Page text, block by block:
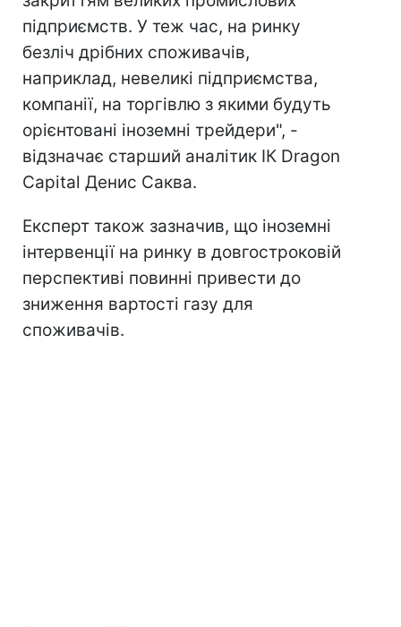
підприємств. У теж час, на ринку
безліч дрібних споживачів,
наприклад, невеликі підприємства,
компанії, на торгівлю з якими будуть
орієнтовані іноземні трейдери", -
відзначає старший аналітик ІК Dragon
Capital Денис Саква.
Експерт також зазначив, що іноземні
інтервенції на ринку в довгостроковій
перспективі повинні привести до
зниження вартості газу для
споживачів.